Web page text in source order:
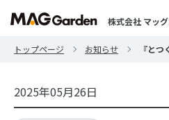
株式会社 マッ
トップページ お知らせ 『と
2025年05月26日